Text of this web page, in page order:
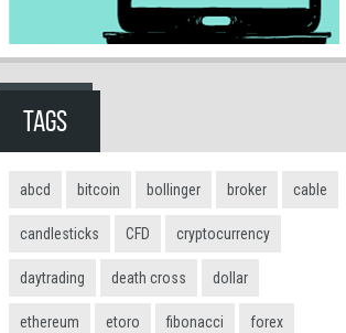
illustratie. De grafiek
55 en 65 procent en
76,4 procent.
TAGS
abcd bitcoin bollinger broker cable
candlesticks CFD cryptocurrency
daytrading death cross dollar
ethereum etoro fibonacci forex